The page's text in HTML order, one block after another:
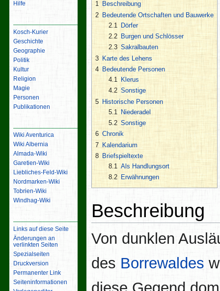
1 Beschreibung
2 Bedeutende Ortschaften und Bauwerke
2.1
Dörfer
2.2
Burgen und Schlösser
2.3 Sakralbauten
3 Karte des Lehens
4 Bedeutende Personen
4.1
Klerus
4.2 Sonstige
5 Historische Personen
5.1
Niederadel
5.2 Sonstige
6 Chronik
7 Kalendarium
8 Briefspieltexte
8.1
Als Handlungsort
8.2
Erwähnungen
Beschreibung
Von dunklen
des Borrewaldes
Hilfe
Kosch-Kurier
Geschichte
Geographie
Politik
Kultur
Religion
Magie
Personen
Publikationen
Wiki Aventurica
Wiki Albernia
Almada-Wiki
Garetien-Wiki
Liebliches-Feld-Wiki
Nordmarken-Wiki
Tobrien-Wiki
Windhag-Wiki
Links auf diese Seite
Änderungen an
verlinkten Seiten
Spezialseiten
Druckversion
Permanenter Link
Seiten­­informationen